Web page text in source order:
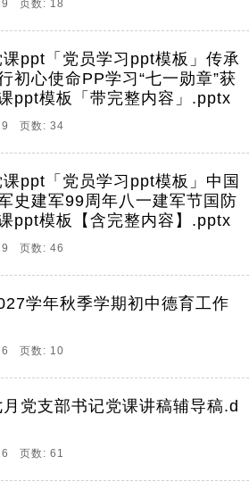
页数: 18
ppt「党员学习ppt模板」传承
初心使命PP学习“七一勋章”获
ppt模板「带完整内容」.pptx
页数: 34
ppt「党员学习ppt模板」中国
史建军99周年八一建军节国防
ppt模板【含完整内容】.pptx
页数: 46
学年秋季学期初中德育工作
页数: 10
党支部书记党课讲稿辅导稿.d
页数: 61